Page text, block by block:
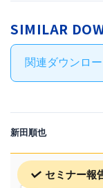
SIMILAR
関連ダウンロ
新田順也
セミナー報